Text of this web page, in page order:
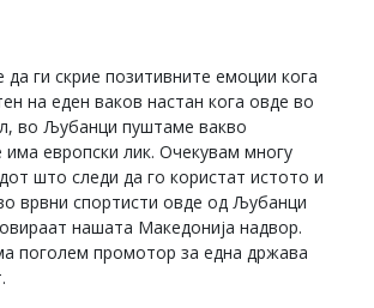
ги скрие позитивните емоции кога
на еден ваков настан кога овде во
во Љубанци пуштаме вакво
има европски лик. Очекувам многу
што следи да го користат истото и
врвни спортисти овде од Љубанци
нашата Македонија надвор.
поголем промотор за една држава